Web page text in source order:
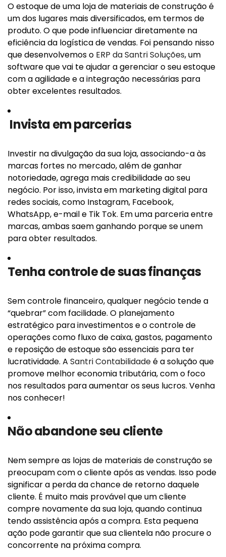
O estoque de uma loja de materiais de construção é
um dos lugares mais diversificados, em termos de
produto. O que pode influenciar diretamente na
eficiência da logística de vendas. Foi pensando nisso
que desenvolvemos o ERP da Santri Soluções, um
software que vai te ajudar a gerenciar o seu estoque
com a agilidade e a integração necessárias para
obter excelentes resultados.
Invista em parcerias
Investir na divulgação da sua loja, associando-a às
marcas fortes no mercado, além de ganhar
notoriedade, agrega mais credibilidade ao seu
negócio. Por isso, invista em marketing digital para
redes sociais, como Instagram, Facebook,
WhatsApp, e-mail e Tik Tok. Em uma parceria entre
marcas, ambas saem ganhando porque se unem
para obter resultados.
Tenha controle de suas finanças
Sem controle financeiro, qualquer negócio tende a
“quebrar” com facilidade. O planejamento
estratégico para investimentos e o controle de
operações como fluxo de caixa, gastos, pagamento
e reposição de estoque são essenciais para ter
lucratividade. A Santri Contabilidadeé a solução que
promove melhor economia tributária, com o foco
nos resultados para aumentar os seus lucros. Venha
nos conhecer!
Não abandone seu cliente
Nem sempre as lojas de materiais de construção se
preocupam com o cliente após as vendas. Isso pode
significar a perda da chance de retorno daquele
cliente. É muito mais provável que um cliente
compre novamente da sua loja, quando continua
tendo assistência após a compra. Esta pequena
ação pode garantir que sua clientela não procure o
concorrente na próxima compra.